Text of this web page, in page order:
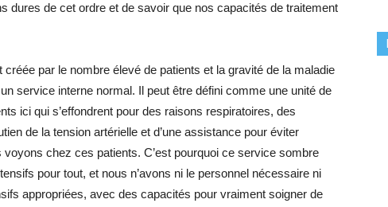
dures de cet ordre et de savoir que nos capacités de traitement
par le nombre élevé de patients et la gravité de la maladie
service interne normal. Il peut être défini comme une unité de
ici qui s’effondrent pour des raisons respiratoires, des
de la tension artérielle et d’une assistance pour éviter
chez ces patients. C’est pourquoi ce service sombre
pour tout, et nous n’avons ni le personnel nécessaire ni
appropriées, avec des capacités pour vraiment soigner de